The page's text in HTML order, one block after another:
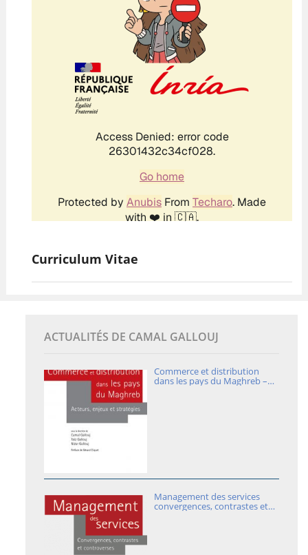
Curriculum Vitae
ACTUALITÉS DE CAMAL GALLOUJ
Commerce et distribution
dans les pays du Maghreb –
Management des services
convergences, contrastes et